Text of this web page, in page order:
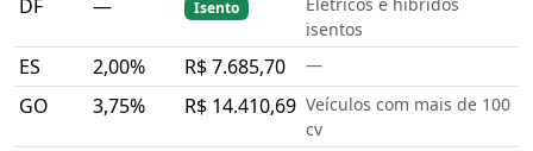
DF — Isento
isentos
ES 2,00% R$ 7.685,70 —
GO 3,75% R$ 14.410,69 Veículos com mais de 100
cv